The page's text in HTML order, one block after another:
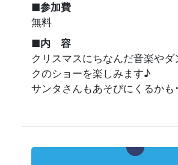
■参加費
無料
■内 容
クリスマスにちなんだ音楽やダ
クのショーを楽しみます♪
サンタさんもあそびにくるかも